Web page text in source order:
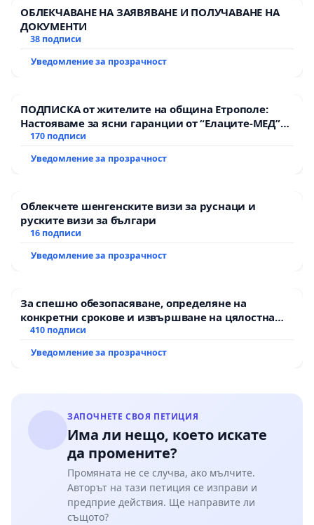
ОБЛЕКЧАВАНЕ НА ЗАЯВЯВАНЕ И ПОЛУЧАВАНЕ НА
ДОКУМЕНТИ
38 подписи
Уведомление за прозрачност
ПОДПИСКА от жителите на община Етрополе:
Настояваме за ясни гаранции от “Елаците-МЕД”
АД и от държавата, че ще се изпълнят всички
170 подписи
Уведомление за прозрачност
Облекчете шенгенските визи за руснаци и
руските визи за българи
16 подписи
Уведомление за прозрачност
За спешно обезопасяване, определяне на
конкретни срокове и извършване на цялостна
рехабилитация на републиканския път между
Мирово - к.к. Момин проход
410 подписи
Уведомление за прозрачност
ЗАПОЧНЕТЕ СВОЯ ПЕТИЦИЯ
Има ли нещо, което искате
да промените?
Промяната не се случва, ако мълчите.
Авторът на тази петиция се изправи и
предприе действия. Ще направите ли
същото?